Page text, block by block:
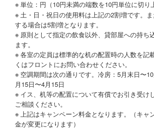
単位：円（10円未満の端数を10円単位に切り
土・日・祝日の使用料は上記の2割増です。
する場合は5割増となります。
原則として指定の飲食以外、貸部屋への持ち
ます。
各室の定員は標準的な机の配置時の人数を記
くはフロントにお問い合わせください。
空調期間は次の通りです。冷房：5月末日〜
月15日〜4月15日
イス、机等の配置について有償でお引き受け
ご相談ください。
上記はキャンペーン料金となります。（キャ
金が変更になります）